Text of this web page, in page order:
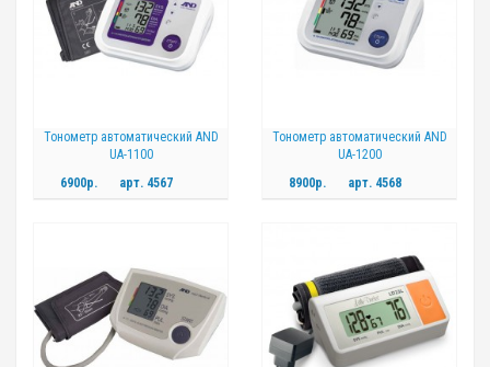
Тонометр автоматический AND
UA-1100
6900р.
арт. 4567
Тонометр автоматический AND
UA-1200
8900р.
арт. 4568